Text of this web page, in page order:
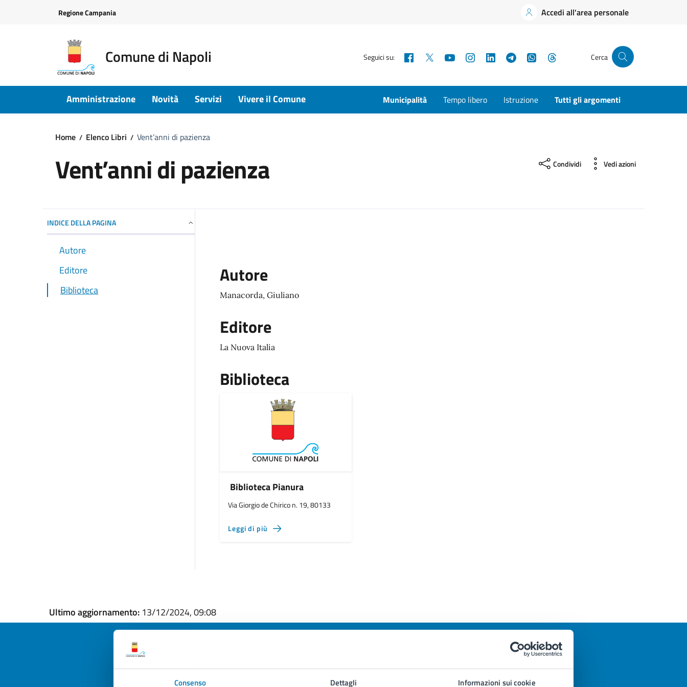
Consenso Dettagli Informazioni sui cookie
Regione Campania Accedi all'area personale
Comune di Napoli Seguici su: Facebook YouTubeInstagramLinkedInTelegramWhatsApp Cerca
Amministrazione Novità Servizi Vivere il Comune Municipalità Tempo libero Istruzione Tutti gli argomenti
Home Elenco Libri Vent’anni di pazienza
Vent’anni di pazienza Condividi Vedi azioni
INDICE DELLA PAGINA
Autore
Editore
Biblioteca
Autore
Manacorda, Giuliano
Editore
La Nuova Italia
Biblioteca
Biblioteca Pianura
Via Giorgio de Chirico n. 19, 80133
Leggi di più
Ultimo aggiornamento: 13/12/2024, 09:08